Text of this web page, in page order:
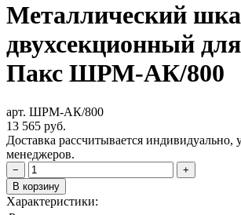
Металлический
двухсекционный
Пакс ШРМ-АК/800
арт. ШРМ-АК/800
13 565 руб.
Доставка рассчитывается индивидуально,
менеджеров.
−
+
В корзину
Характеристики: